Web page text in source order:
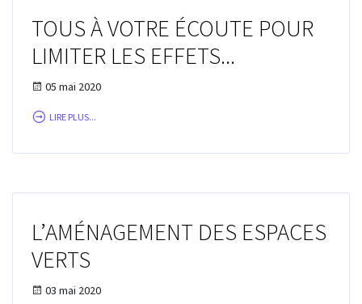
TOUS À VOTRE ÉCOUTE POUR
LIMITER LES EFFETS...
05 mai 2020
LIRE PLUS...
L’AMÉNAGEMENT DES ESPACES
VERTS
03 mai 2020